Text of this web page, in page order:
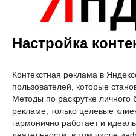
Настройка
Контекстная реклама в
пользователей, которые
Методы по раскрутке
рекламе, только целевые
гармонично работает и